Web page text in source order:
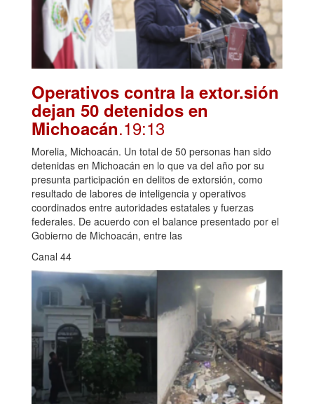
Operativos contra la extor.sión
dejan 50 detenidos en
Michoacán.19:13
Morelia, Michoacán. Un total de 50 personas han sido
detenidas en Michoacán en lo que va del año por su
presunta participación en delitos de extorsión, como
resultado de labores de inteligencia y operativos
coordinados entre autoridades estatales y fuerzas
federales. De acuerdo con el balance presentado por el
Gobierno de Michoacán, entre las
Canal 44